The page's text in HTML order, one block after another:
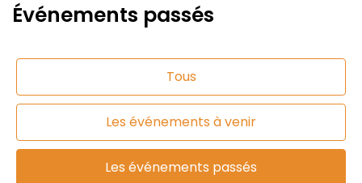
Événements passés
Tous
Les événements à venir
Les événements passés